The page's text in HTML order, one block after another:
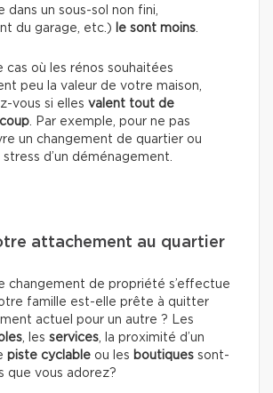
dans un sous-sol non fini,
du garage, etc.)
le sont moins
cas où les rénos souhaitées
peu la valeur de votre maison,
vous si elles valent tout de
. Par exemple, pour ne pas
un changement de quartier ou
stress d’un déménagement.
attachement au quartier
changement de propriété s’effectue
famille est-elle prête à quitter
actuel pour un autre ? Les
, les services , la proximité d’un
piste cyclable ou les boutiques sont-
que vous adorez?